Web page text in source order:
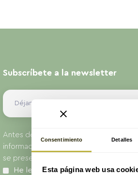
Consentimiento Detalles
Esta página web usa
Subscríbete a la newsletter
Antes de enviarnos sus datos, debe
información sobre protección de datos
se presenta en nuestra Política de
He leído y acepto la